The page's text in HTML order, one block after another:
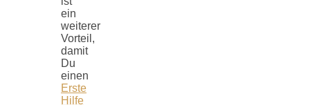
ein
weiterer
Vorteil,
damit
Du
einen
Erste
Hilfe